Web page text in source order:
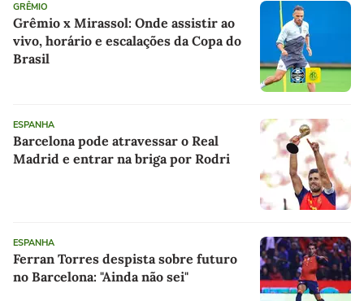
GRÊMIO
Grêmio x Mirassol: Onde assistir ao
vivo, horário e escalações da Copa do
Brasil
ESPANHA
Barcelona pode atravessar o Real
Madrid e entrar na briga por Rodri
ESPANHA
Ferran Torres despista sobre futuro
no Barcelona: "Ainda não sei"